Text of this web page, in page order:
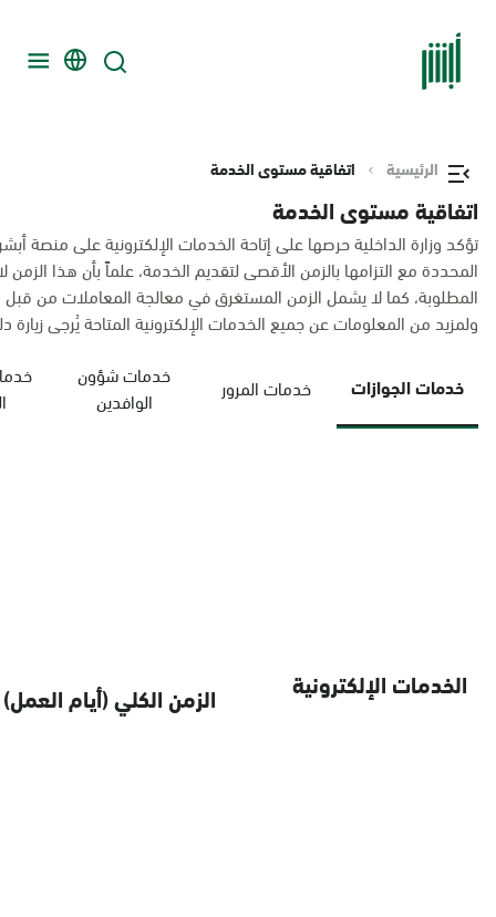
الرئيسية اتفاقية مستوى الخدمة
اتفاقية مستوى الخدمة
تؤكد وزارة الداخلية حرصها على إتاحة الخدمات الإلكترونية على منصة
المحددة مع التزامها بالزمن الأقصى لتقديم الخدمة، علماً بأن هذا
المطلوبة، كما لا يشمل الزمن المستغرق في معالجة المعاملات من
ولمزيد من المعلومات عن جميع الخدمات الإلكترونية المتاحة يُرجى زيارة
خدمات الجوازات خدمات المرور
خدمات شؤون
الوافدين
الخدمات الإلكترونية الزمن الكلي (أيام العمل)